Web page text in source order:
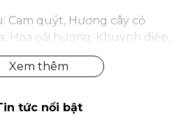
Cam quýt, Hương cây cỏ
Hoa oải hương, Khuynh diệp,
Rêu sồi, Gỗ tuyết tùng, Hổ
tức nổi bật